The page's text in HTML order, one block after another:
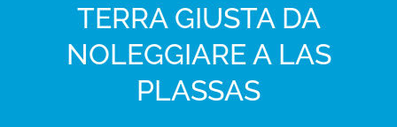
TERRA GIUSTA DA
NOLEGGIARE A LAS
PLASSAS